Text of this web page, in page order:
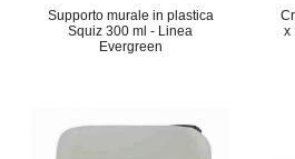
Supporto murale in plastica
Squiz 300 ml - Linea
Evergreen
x